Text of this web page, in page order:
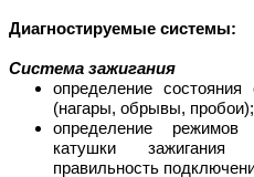
Диагностируемые системы:
Система зажигания
определение
(нагары, обрывы, пробои);
определение
катушки зажигания
правильность